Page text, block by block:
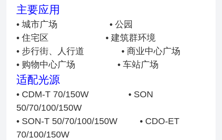
主要应用
• 城市广场 • 公园
• 住宅区 • 建筑群环境
• 步行街、人行道• 商业中心广场
• 购物中心广场• 车站广场
适配光源
• CDM-T 70/150W• SON
50/70/100/150W
• SON-T 50/70/100/150W
• CDO-ET
70/100/150W